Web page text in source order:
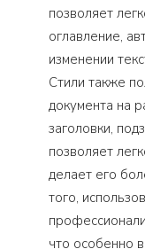
позволяет
оглавление,
изменении
Стили также
документа на
заголовки,
позволяет
делает его
того,
что особенно